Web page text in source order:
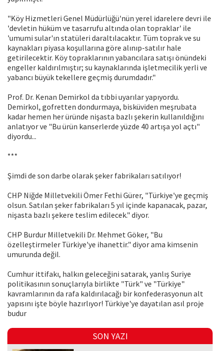
"Köy Hizmetleri Genel Müdürlüğü'nün yerel idarelere devri ile
'devletin hüküm ve tasarrufu altında olan topraklar' ile
'umumi sular'ın statüleri daraltılacaktır. Tüm toprak ve su
kaynakları piyasa koşullarına göre alınıp-satılır hale
getirilecektir. Köy topraklarının yabancılara satışı önündeki
engeller kaldırılmıştır; su kaynaklarında işletmecilik yerli ve
yabancı büyük tekellere geçmiş durumdadır."
Prof. Dr. Kenan Demirkol da tıbbi uyarılar yapıyordu.
Demirkol, gofretten dondurmaya, bisküviden meşrubata
kadar hemen her üründe nişasta bazlı şekerin kullanıldığını
anlatıyor ve "Bu ürün kanserlerde yüzde 40 artışa yol açtı"
diyordu...
***
Şimdi de son darbe olarak şeker fabrikaları satılıyor!
CHP Niğde Milletvekili Ömer Fethi Gürer, "Türkiye'ye geçmiş
olsun. Satılan şeker fabrikaları 5 yıl içinde kapanacak, pazar,
nişasta bazlı şekere teslim edilecek." diyor.
CHP Burdur Milletvekili Dr. Mehmet Göker, "Bu
özelleştirmeler Türkiye'ye ihanettir." diyor ama kimsenin
umurunda değil.
Cumhur ittifakı, halkın geleceğini satarak, yanlış Suriye
politikasının sonuçlarıyla birlikte "Türk" ve "Türkiye"
kavramlarının da rafa kaldırılacağı bir konfederasyonun alt
yapısını işte böyle hazırlıyor! Türkiye'ye dayatılan asıl proje
budur
SON YAZI